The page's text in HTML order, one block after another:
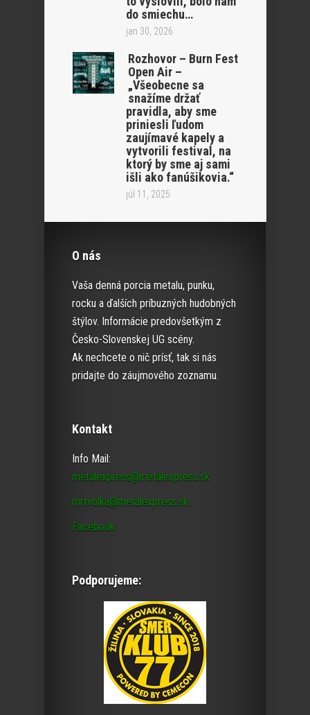
do smiechu…
jan 30, 2026
Rozhovor – Burn Fest
Open Air –
„Všeobecne sa
snažíme držať
pravidla, aby sme
priniesli ľudom
zaujímavé kapely a
vytvorili festival, na
ktorý by sme aj sami
išli ako fanúšikovia.“
júl 11, 2025
O nás
Vaša denná porcia metalu, punku,
rocku a ďalších príbuzných hudobných
štýlov. Informácie predovšetkým z
Česko-Slovenskej UG scény.
Ak nechcete o nič prísť, tak si nás
pridajte do záujmového zoznamu.
Kontakt
Info Mail:
metalexpress@metalexpress.sk
mrtvolka@metalexpress.sk
Facebook
Podporujeme: